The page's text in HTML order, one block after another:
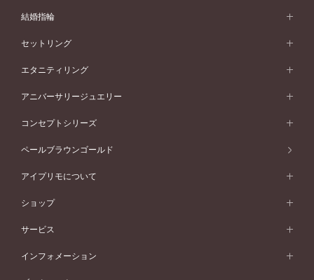
婚約指輪 (エンゲージリング)
婚約指輪一覧
ピンクゴールド
ペールブラウンゴールド
ウェーブライン
V字ライン
ワンサイドメレ
ダブルサイドメレ
シンプル
フェミニン
モード
50万円台～
40万円台～
30万円台～
婚約指輪 人気ランキング
婚約ネックレス
ダイヤモンドシェイプコレクション
結婚指輪
結婚指輪 (マリッジリング)
結婚指輪一覧
ピンクゴールド
ペールブラウンゴールド
ウェーブライン
V字ライン
ワンメレ
セベラルメレ
シンプル
フェミニン
モード
50万円～
40万円～50万円
セットリング
セットリング
セットリング一覧
ピンクゴールド
ペールブラウンゴールド
エタニティリング
エタニティリング
エタニティリング一覧
ピンクゴールド
ペールブラウンゴールド
アニバーサリージュエリー
アニバーサリージュエリー
アニバーサリージュエリー一覧
ファッションリング
ブレスレット
コンセプトシリーズ
コンセプトシリーズ
オリジンビリーフ
エトワル
スワハ
ペールブラウンゴールド
アイプリモについて
アイプリモについて
パーソナルハンド診断
デザインへのこだわり
ショップ
店舗一覧
北海道
サービス
プロポーズサポート
サービス
インフォメーション